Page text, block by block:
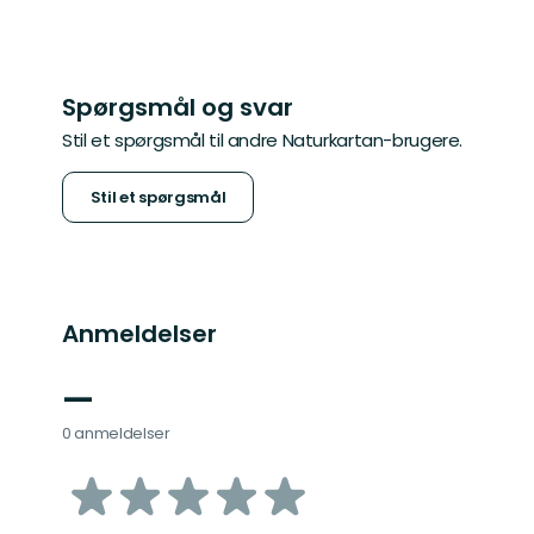
Spørgsmål og svar
Stil et spørgsmål til andre Naturkartan-brugere.
Stil et spørgsmål
Anmeldelser
—
0 anmeldelser
ud